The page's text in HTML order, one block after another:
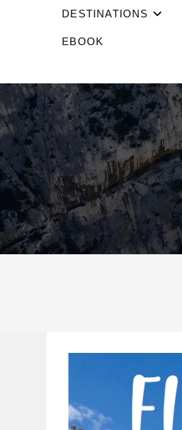
DESTINATIONS
EBOOK